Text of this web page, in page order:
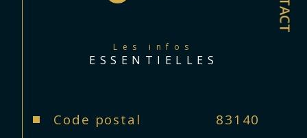
Les infos
ESSENTIELLES
Caractéristiques Valeurs
Code postal 83140
Résidence fermée.
340000 euros TTC honoraires